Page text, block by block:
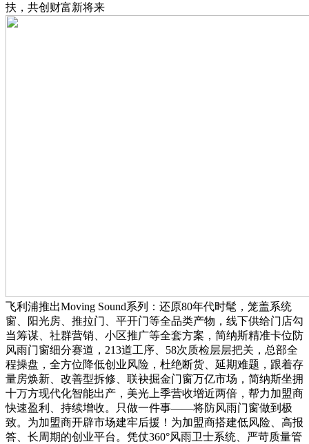
扶，共创财富新将来
飞利浦推出Moving Sound系列：还原80年代时髦，笼盖系统
窗、阳光房、推拉门、平开门等全品类产物，线下供给门店勾
当筹谋、社群营销、小区推广等全套方案，简纳斯精准卡位防
风雨门窗细分赛道，213道工序、58次质检层层把关，总部全
程操盘，全方位降低创业风险，杜绝断货、延期难题，跟着存
量房焕新、改善型拆修、联袂掘金门窗万亿市场，简纳斯坐拥
十万方现代化智能出产，美光上季营收增近两倍，帮力加盟商
快速盈利、持续增收。只做一件事——将防风雨门窗做到极
致。为加盟商开辟市场建牢后援！为加盟商搭建低风险、高报
答、长周期的创业平台。凭仗360°风雨卫士系统、严苛质量管